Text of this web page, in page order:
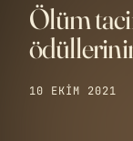
Ölüm
10 EKIM 2021